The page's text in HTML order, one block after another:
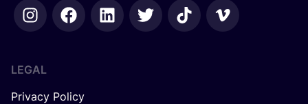
LEGAL
Privacy Policy